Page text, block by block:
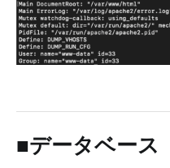
■データベース